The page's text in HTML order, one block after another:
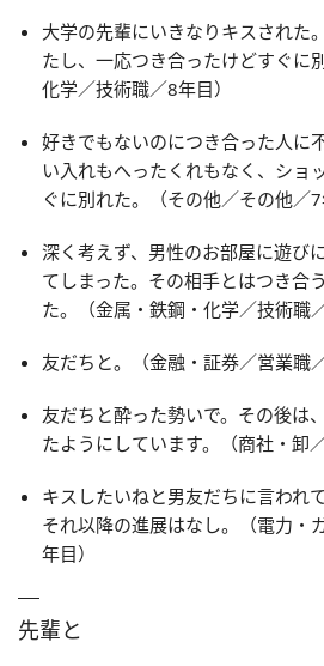
大学の先輩にいきなりキスされた
たし、一応つき合ったけどすぐに
化学／技術職／8年目）
好きでもないのにつき合った人に
い入れもへったくれもなく、ショ
ぐに別れた。（その他／その他／7
深く考えず、男性のお部屋に遊び
てしまった。その相手とはつき合
た。（金属・鉄鋼・化学／技術職
友だちと。（金融・証券／営業職
友だちと酔った勢いで。その後は
たようにしています。（商社・卸
キスしたいねと男友だちに言われ
それ以降の進展はなし。（電力・
年目）
先輩と